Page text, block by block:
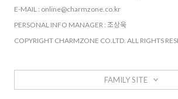
E-MAIL : online@charmzone.co.kr
PERSONAL INFO MANAGER : 조상욱
COPYRIGHT CHARMZONE CO.LTD. ALL RIGHTS
FAMILY SITE